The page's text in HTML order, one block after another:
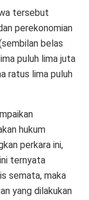
tersebut
perekonomian
belas
puluh lima juta
ratus lima puluh
hukum
perkara ini,
ternyata
semata, maka
yang dilakukan